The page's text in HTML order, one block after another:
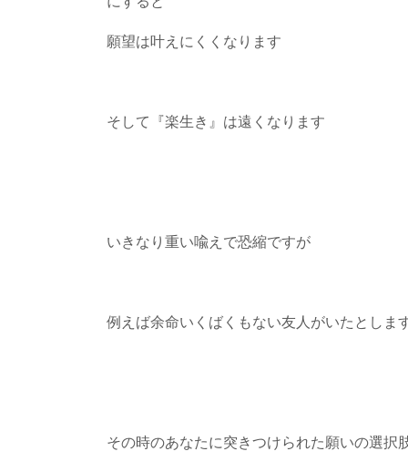
願望は叶えにくくなります
そして『楽生き』は遠くなります
いきなり重い喩えで恐縮ですが
例えば余命いくばくもない友人がいたとしま
その時のあなたに突きつけられた願いの選択